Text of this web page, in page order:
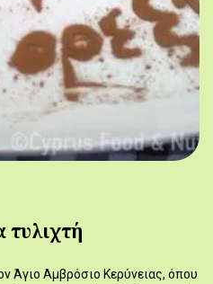
τυλιχτή
Άγιο Αμβρόσιο Κερύνειας, όπου